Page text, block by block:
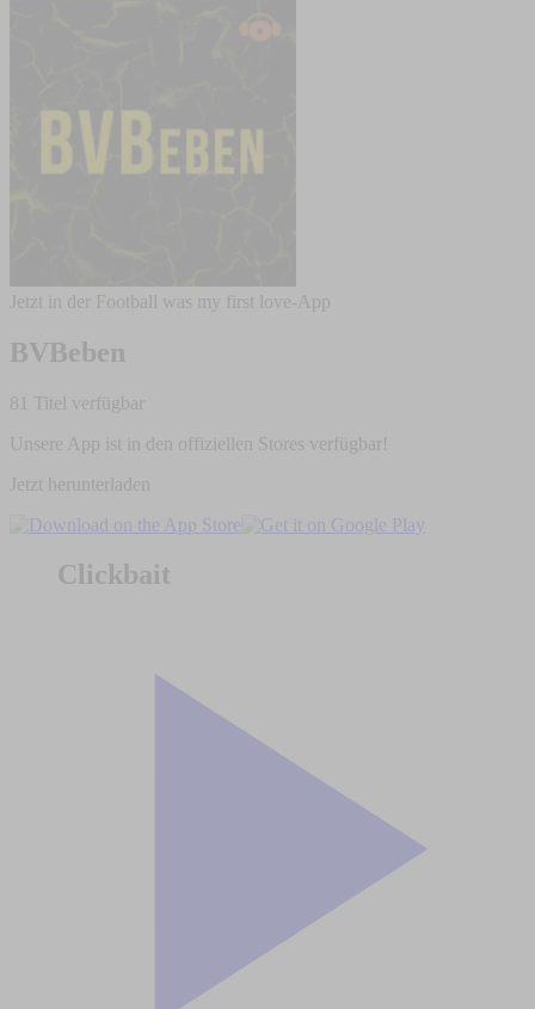
Jetzt in der Football was my first love-App
BVBeben
81 Titel verfügbar
Unsere App ist in den offiziellen Stores verfügbar!
Jetzt herunterladen
Clickbait